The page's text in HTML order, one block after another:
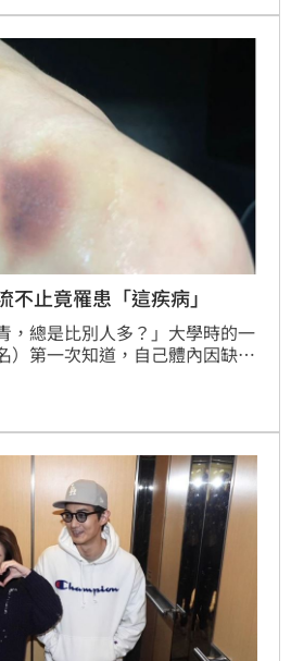
因多次違規重創聲譽，未料如今
地重生」，遭質疑「同樣負責
？」。市府緊急調閱監視器才發
受虐，將裁罰18萬元，並公告
止竟罹患「這疾病」
，總是比別人多？」大學時的一
）第一次知道，自己體內因缺少
被迫截肢，人生從此改變。另
而言，卻是一場每天都要面對的
承受疼痛，只為了維持看似「正
簡浩正）